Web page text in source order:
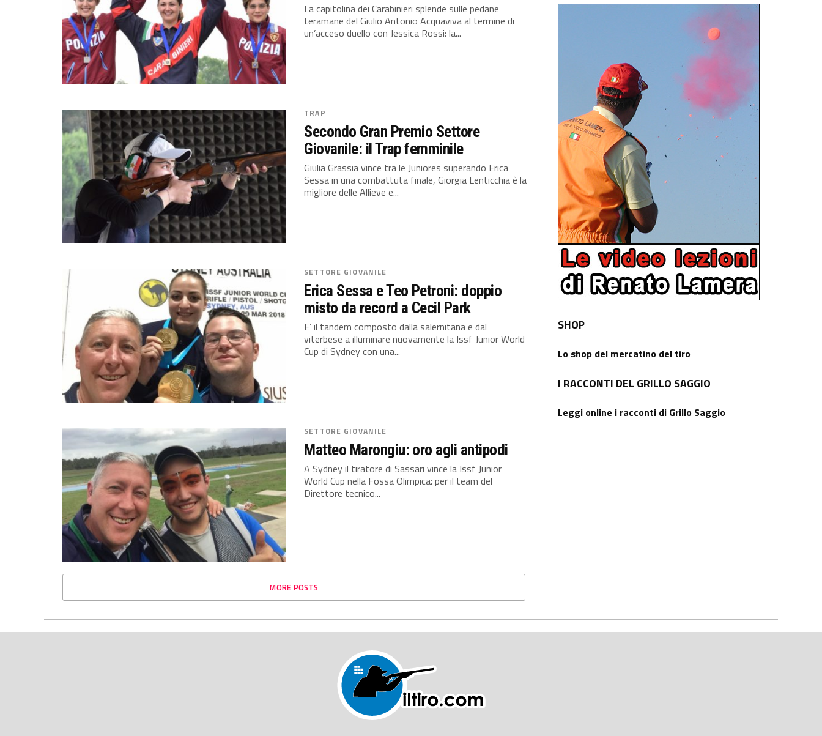
La capitolina dei Carabinieri splende sulle pedane
teramane del Giulio Antonio Acquaviva al termine di
un’acceso duello con Jessica Rossi: la...
TRAP
Secondo Gran Premio Settore
Giovanile: il Trap femminile
Giulia Grassia vince tra le Juniores superando Erica
Sessa in una combattuta finale, Giorgia Lenticchia è la
migliore delle Allieve e...
SETTORE GIOVANILE
Erica Sessa e Teo Petroni: doppio
misto da record a Cecil Park
E’ il tandem composto dalla salernitana e dal
viterbese a illuminare nuovamente la Issf Junior World
Cup di Sydney con una...
SETTORE GIOVANILE
Matteo Marongiu: oro agli antipodi
A Sydney il tiratore di Sassari vince la Issf Junior
World Cup nella Fossa Olimpica: per il team del
Direttore tecnico...
MORE POSTS
SHOP
Lo shop del mercatino del tiro
I RACCONTI DEL GRILLO SAGGIO
Leggi online i racconti di Grillo Saggio